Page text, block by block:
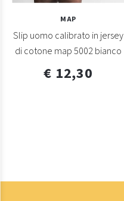
MAP
Slip uomo calibrato in jersey
di cotone map 5002 bianco
€ 12,30